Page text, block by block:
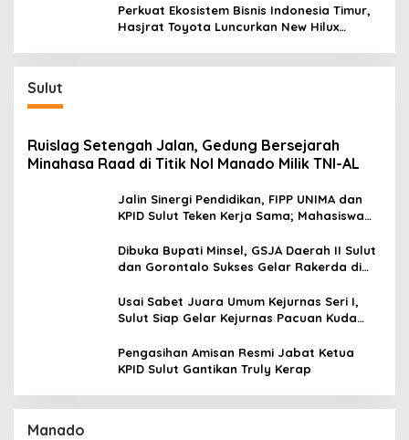
Kepulauan
Perkuat Ekosistem Bisnis Indonesia Timur,
Hasjrat Toyota Luncurkan New Hilux
Sulut
Ruislag Setengah Jalan, Gedung Bersejarah
Minahasa Raad di Titik Nol Manado Milik TNI-AL
Jalin Sinergi Pendidikan, FIPP UNIMA dan
KPID Sulut Teken Kerja Sama; Mahasiswa
Penyiaran
Dibuka Bupati Minsel, GSJA Daerah II Sulut
dan Gorontalo Sukses Gelar Rakerda di
Usai Sabet Juara Umum Kejurnas Seri I,
Sulut Siap Gelar Kejurnas Pacuan Kuda
Pengasihan Amisan Resmi Jabat Ketua
KPID Sulut Gantikan Truly Kerap
Manado